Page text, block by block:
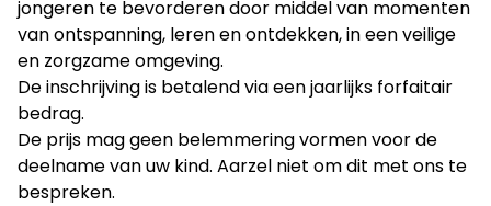
jongeren te bevorderen door middel van momenten
van ontspanning, leren en ontdekken, in een veilige
en zorgzame omgeving.
De inschrijving is betalend via een jaarlijks forfaitair
bedrag.
De prijs mag geen belemmering vormen voor de
deelname van uw kind. Aarzel niet om dit met ons te
bespreken.